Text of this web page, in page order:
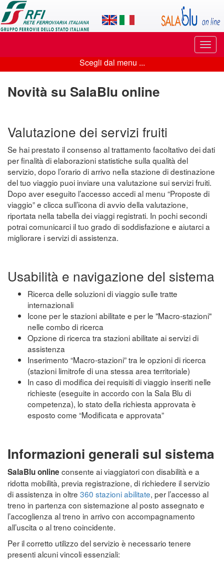
Applicazione
SalaBlu
Online
di
Rete
Ferroviaria
di
Scegli
dal
menu
Scegli dal menu ...
Novità su SalaBlu online
Valutazione dei servizi fruiti
Se hai prestato il consenso al trattamento facoltativo dei dati
per finalità di elaborazioni statistiche sulla qualità del
servizio, dopo l’orario di arrivo nella stazione di destinazione
del tuo viaggio puoi inviare una valutazione sui servizi fruiti.
Dopo aver eseguito l’accesso accedi al menu “Proposte di
viaggio” e clicca sull’icona di avvio della valutazione,
riportata nella tabella dei viaggi registrati. In pochi secondi
potrai comunicarci il tuo grado di soddisfazione e aiutarci a
migliorare i servizi di assistenza.
Usabilità e navigazione del sistema
Ricerca delle soluzioni di viaggio sulle tratte
internazionali
Icone per le stazioni abilitate e per le "Macro-stazioni"
nelle combo di ricerca
Opzione di ricerca tra stazioni abilitate ai servizi di
assistenza
Inserimento “Macro-stazioni” tra le opzioni di ricerca
(stazioni limitrofe di una stessa area territoriale)
In caso di modifica dei requisiti di viaggio inseriti nelle
richieste (eseguite in accordo con la Sala Blu di
competenza), lo stato della richiesta approvata è
esposto come “Modificata e approvata”
Informazioni generali sul sistema
SalaBlu online consente ai viaggiatori con disabilità e a
ridotta mobilità, previa registrazione, di richiedere il servizio
di assistenza in oltre 360 stazioni abilitate, per l’accesso al
treno in partenza con sistemazione al posto assegnato e
l’accoglienza al treno in arrivo con accompagnamento
all’uscita o al treno coincidente.
Per il corretto utilizzo del servizio è necessario tenere
presenti alcuni vincoli essenziali: